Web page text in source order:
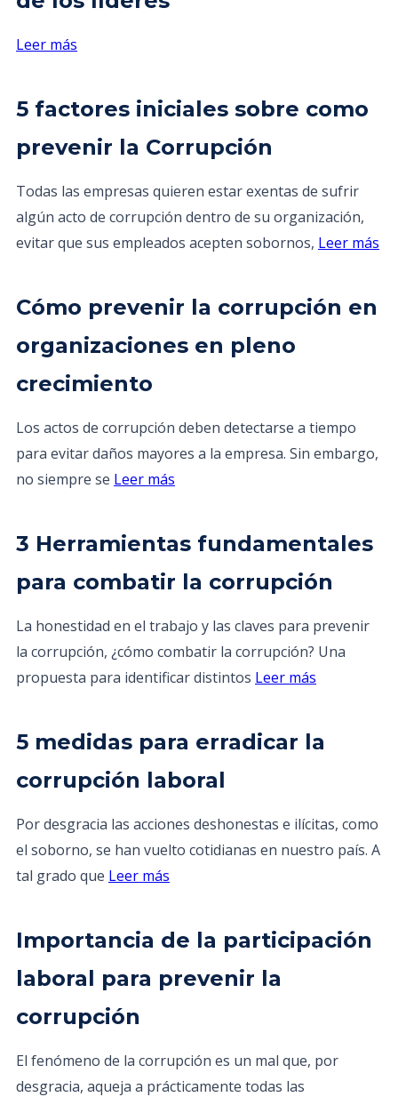
Leer más
5 factores iniciales sobre como
prevenir la Corrupción
Todas las empresas quieren estar exentas de sufrir
algún acto de corrupción dentro de su organización,
evitar que sus empleados acepten sobornos, Leer más
Cómo prevenir la corrupción en
organizaciones en pleno
crecimiento
Los actos de corrupción deben detectarse a tiempo
para evitar daños mayores a la empresa. Sin embargo,
no siempre se Leer más
3 Herramientas fundamentales
para combatir la corrupción
La honestidad en el trabajo y las claves para prevenir
la corrupción, ¿cómo combatir la corrupción? Una
propuesta para identificar distintos Leer más
5 medidas para erradicar la
corrupción laboral
Por desgracia las acciones deshonestas e ilícitas, como
el soborno, se han vuelto cotidianas en nuestro país. A
tal grado que Leer más
Importancia de la participación
laboral para prevenir la
corrupción
El fenómeno de la corrupción es un mal que, por
desgracia, aqueja a prácticamente todas las